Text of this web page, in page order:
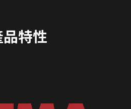
品特性